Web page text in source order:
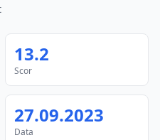
13.2
Scor
27.09.2023
Data